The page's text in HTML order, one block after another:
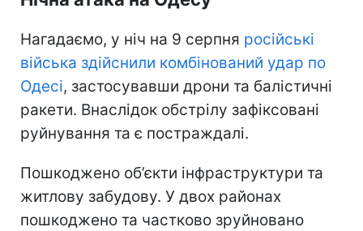
Нагадаємо, у ніч на 9 серпня російські
війська здійснили комбінований удар по
Одесі, застосувавши дрони та балістичні
ракети. Внаслідок обстрілу зафіксовані
руйнування та є постраждалі.
Пошкоджено об’єкти інфраструктури та
житлову забудову. У двох районах
пошкоджено та частково зруйновано